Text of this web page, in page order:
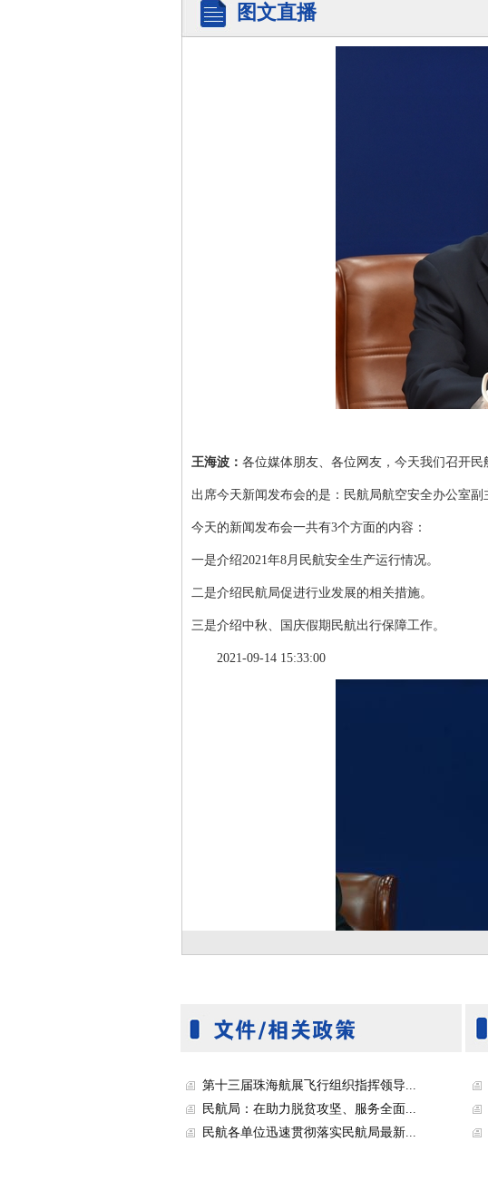
第十三届珠海航展飞行组织指挥领导...
民航局：在助力脱贫攻坚、服务全面...
民航各单位迅速贯彻落实民航局最新...